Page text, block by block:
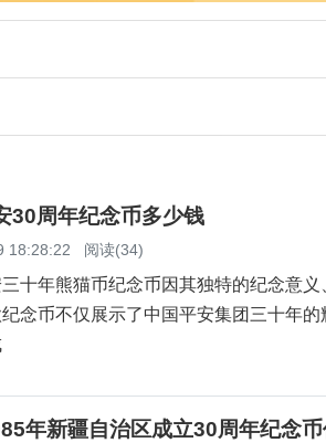
30周年纪念币多少钱
18:28:22 阅读(34)
十年熊猫币纪念币因其独特的纪念意义
念币不仅展示了中国平安集团三十年
年新疆自治区成立30周年纪念